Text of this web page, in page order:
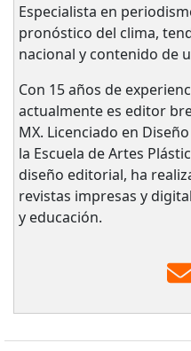
Especialista en
pronóstico del clima,
nacional y contenido de
Con 15 años de
actualmente es editor
MX. Licenciado en
la Escuela de Artes
diseño editorial, ha
revistas impresas y
y educación.